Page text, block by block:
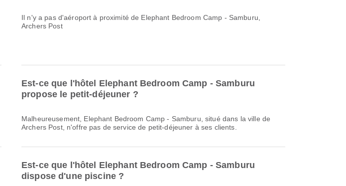
Il n'y a pas d'aéroport à proximité de Elephant Bedroom Camp - Samburu,
Archers Post
Est-ce que l'hôtel Elephant Bedroom Camp - Samburu
propose le petit-déjeuner ?
Malheureusement, Elephant Bedroom Camp - Samburu, situé dans la ville de
Archers Post, n'offre pas de service de petit-déjeuner à ses clients.
Est-ce que l'hôtel Elephant Bedroom Camp - Samburu
dispose d'une piscine ?